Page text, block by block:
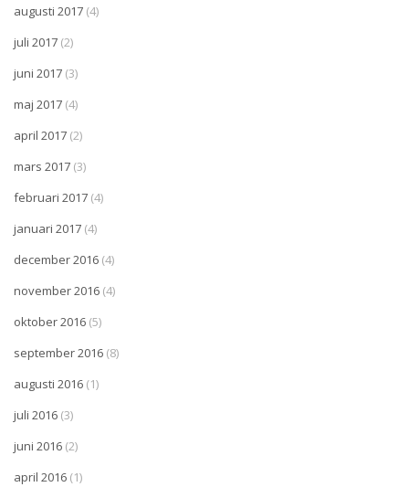
augusti 2017 (4)
juli 2017 (2)
juni 2017 (3)
maj 2017 (4)
april 2017 (2)
mars 2017 (3)
februari 2017 (4)
januari 2017 (4)
december 2016 (4)
november 2016 (4)
oktober 2016 (5)
september 2016 (8)
augusti 2016 (1)
juli 2016 (3)
juni 2016 (2)
april 2016 (1)